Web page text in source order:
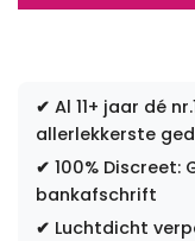
✔ Al 11+ jaar dé
allerlekkerste
✔ 100% Discreet:
bankafschrift
✔ Luchtdicht